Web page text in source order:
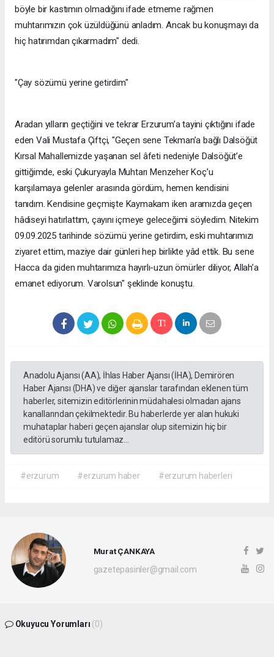
böyle bir kastımın olmadığını ifade etmeme rağmen
muhtarımızın çok üzüldüğünü anladım. Ancak bu konuşmayı da
hiç hatırımdan çıkarmadım" dedi.
"Çay sözümü yerine getirdim"
Aradan yılların geçtiğini ve tekrar Erzurum’a tayini çıktığını ifade
eden Vali Mustafa Çiftçi, "Geçen sene Tekman’a bağlı Dalsöğüt
Kırsal Mahallemizde yaşanan sel âfeti nedeniyle Dalsöğüt’e
gittiğimde, eski Çukuryayla Muhtarı Menzeher Koç’u
karşılamaya gelenler arasında gördüm, hemen kendisini
tanıdım. Kendisine geçmişte Kaymakam iken aramızda geçen
hâdiseyi hatırlattım, çayını içmeye geleceğimi söyledim. Nitekim
09.09.2025 tarihinde sözümü yerine getirdim, eski muhtarımızı
ziyaret ettim, maziye dair günleri hep birlikte yâd ettik. Bu sene
Hacca da giden muhtarımıza hayırlı-uzun ömürler diliyor, Allah’a
emanet ediyorum. Varolsun" şeklinde konuştu.
Anadolu Ajansı (AA), İhlas Haber Ajansı (İHA), Demirören
Haber Ajansı (DHA) ve diğer ajanslar tarafından eklenen tüm
haberler, sitemizin editörlerinin müdahalesi olmadan ajans
kanallarından çekilmektedir. Bu haberlerde yer alan hukuki
muhataplar haberi geçen ajanslar olup sitemizin hiç bir
editörü sorumlu tutulamaz...
#erzurum #erzurum haber #erzurum haberleri
Murat ÇANKAYA
gazetepasinler@gmail.com
Okuyucu Yorumları (0)